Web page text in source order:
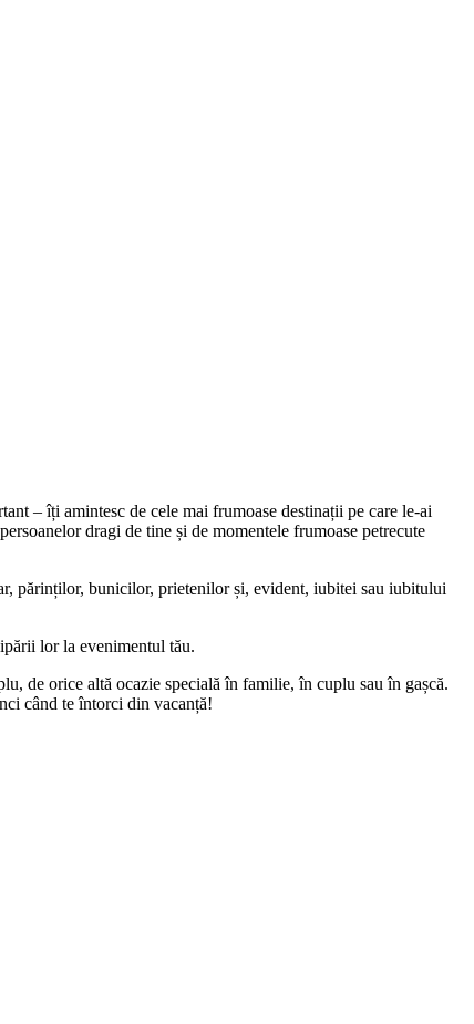
– îți amintesc de cele mai frumoase destinații pe care le-ai
dragi de tine și de momentele frumoase petrecute
părinților, bunicilor, prietenilor și, evident, iubitei sau iubitului
lor la evenimentul tău.
de orice altă ocazie specială în familie, în cuplu sau în gașcă.
când te întorci din vacanță!